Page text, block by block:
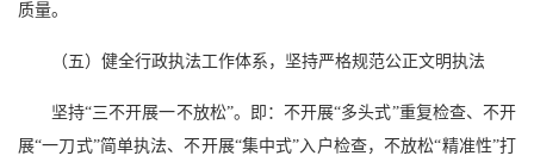
质量。
（五）健全行政执法工作体系，坚持严格规范公正文明执法
坚持“三不开展一不放松”。即：不开展“多头式”重复检查、不开
展“一刀式”简单执法、不开展“集中式”入户检查，不放松“精准性”打